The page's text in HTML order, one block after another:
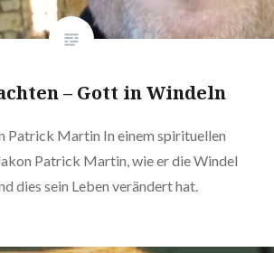
– Gott in Windeln
Patrick Martin In einem spirituellen
Patrick Martin, wie er die Windel
dies sein Leben verändert hat.